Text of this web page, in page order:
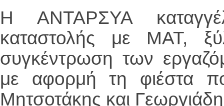
Η ΑΝΤΑΡΣΥΑ
καταστολής με ΜΑΤ,
συγκέντρωση των
με αφορμή τη φιέστα
Μητσοτάκης και